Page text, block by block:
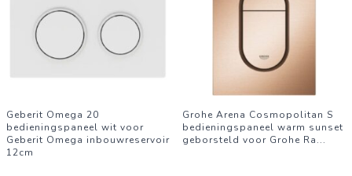
Geberit Omega 20
bedieningspaneel wit voor
Geberit Omega inbouwreservoir
12cm
Grohe Arena Cosmopolitan S
bedieningspaneel warm sunset
geborsteld voor Grohe Ra...